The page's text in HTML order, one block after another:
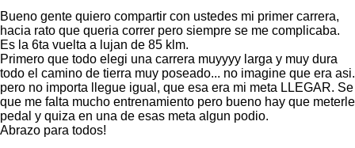
Bueno gente quiero compartir con ustedes mi primer carrera,
hacia rato que queria correr pero siempre se me complicaba.
Es la 6ta vuelta a lujan de 85 klm.
Primero que todo elegi una carrera muyyyy larga y muy dura
todo el camino de tierra muy poseado... no imagine que era asi.
pero no importa llegue igual, que esa era mi meta LLEGAR. Se
que me falta mucho entrenamiento pero bueno hay que meterle
pedal y quiza en una de esas meta algun podio.
Abrazo para todos!